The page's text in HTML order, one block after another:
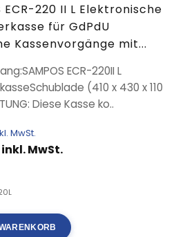
ECR-220 II L Elektronische
für GdPdU
Kassenvorgänge mit...
ECR-220II L
(410 x 430 x 110
Diese Kasse ko..
MwSt.
MwSt.